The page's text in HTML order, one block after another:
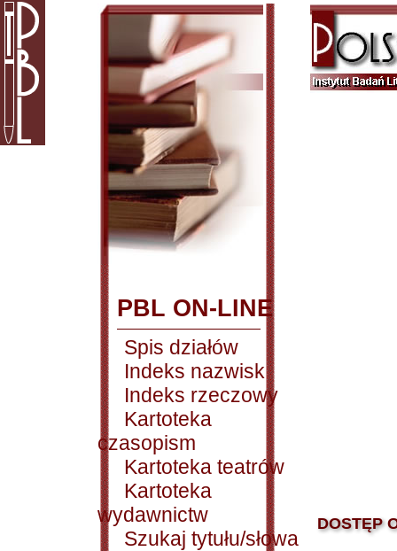
PBL ON-LINE
Spis działów
Indeks nazwisk
Indeks rzeczowy
Kartoteka
czasopism
Kartoteka teatrów
Kartoteka
wydawnictw
Szukaj tytułu/słowa
DOSTĘP